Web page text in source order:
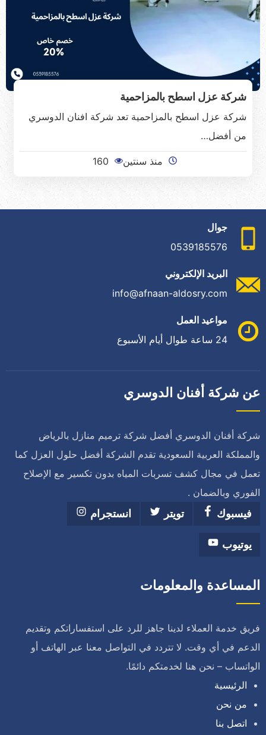
شركة عزل اسطح بالمزاحمية
شركة عزل اسطح بالمزاحمية تعد شركة افنان الدوسري
من أفضل…
منذ سنتين 160
جوال
0539185576
البريد الإلكتروني
info@afnaan-aldosry.com
مواعيد العمل
24 ساعة طوال أيام الأسبوع
عن شركة أفنان الدوسري
شركة أفنان الدوسري أفضل شركة ترميم منازل بالرياض
والمملكة العربية السعودية تقدم الشركة أفضل حلول العزل كما
تعمل في مجال كشف تسربات المياه بدون تكسير مع الإصلاح
الفوري وبالضمان .
فيسبوك
تويتر انستجرام
يوتيوب
المساعدة والمعلومات
فريق خدمة العملاء لدينا جاهز للرد على استفساراتكم وتقديم
الدعم في أي وقت. لا تتردد في التواصل معنا عبر الهاتف أو
الواتساب – نحن هنا لخدمتكم دائمًا.
الرئيسية
من نحن
اتصل بنا